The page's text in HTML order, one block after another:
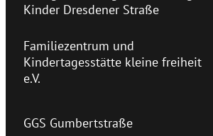
Kinder Dresdener Straße
Familiezentrum und
Kindertagesstätte kleine freiheit
e.V.
GGS Gumbertstraße